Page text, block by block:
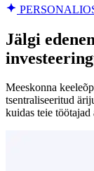
Jälgi
Meeskonna
tsentraliseeritud
kuidas teie töötajad